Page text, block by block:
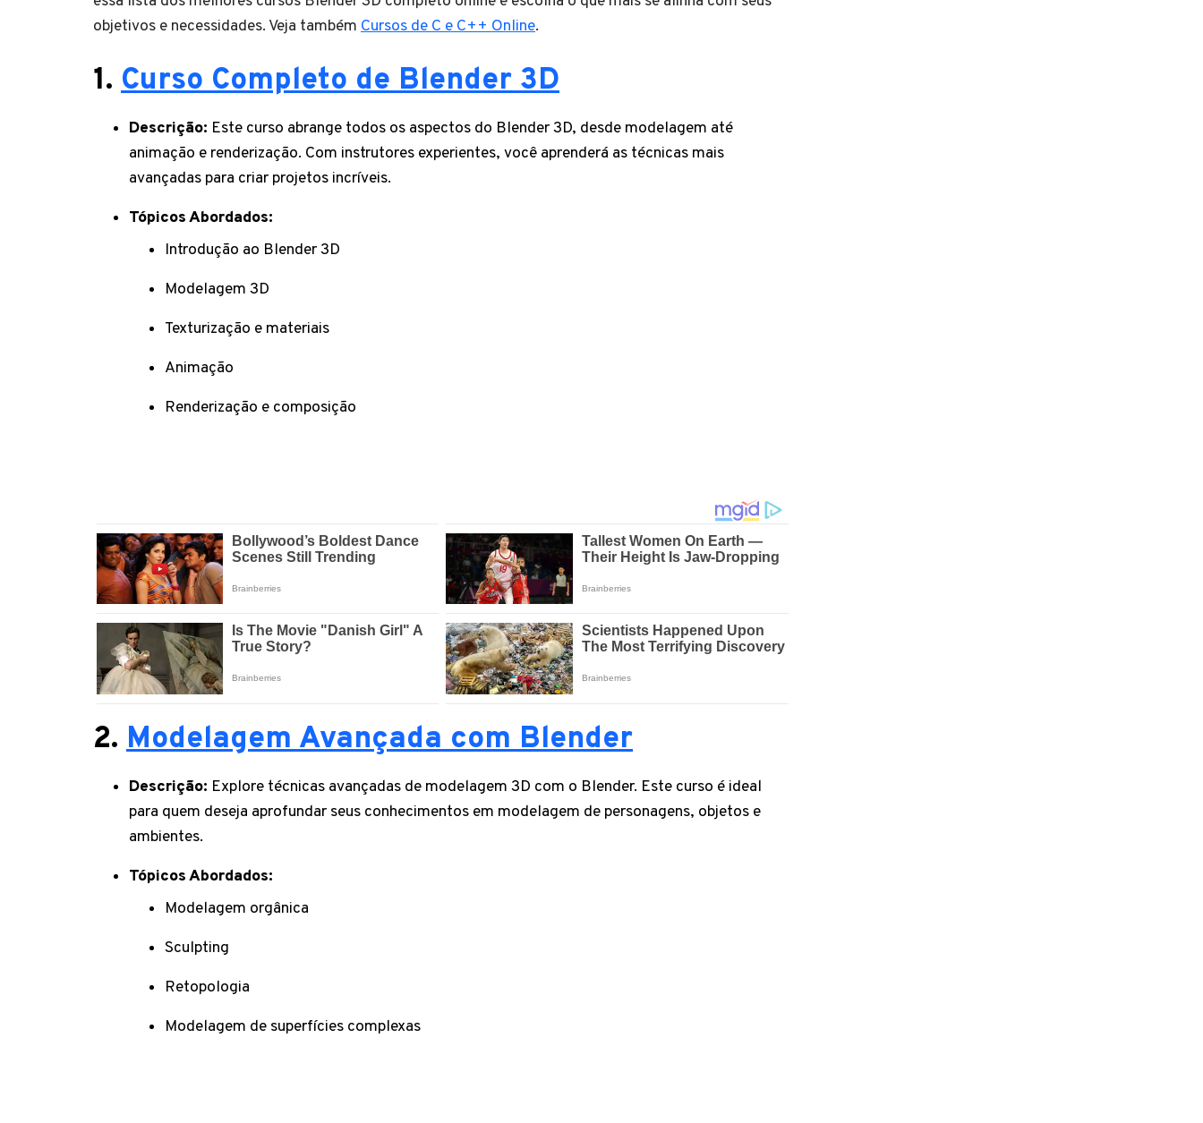
objetivos e necessidades. Veja também Cursos de C e C++ Online.
1. Curso Completo de Blender 3D
Descrição: Este curso abrange todos os aspectos do Blender 3D, desde modelagem até
animação e renderização. Com instrutores experientes, você aprenderá as técnicas mais
avançadas para criar projetos incríveis.
Tópicos Abordados:
Introdução ao Blender 3D
Modelagem 3D
Texturização e materiais
Animação
Renderização e composição
2. Modelagem Avançada com Blender
Descrição: Explore técnicas avançadas de modelagem 3D com o Blender. Este curso é ideal
para quem deseja aprofundar seus conhecimentos em modelagem de personagens, objetos e
ambientes.
Tópicos Abordados:
Modelagem orgânica
Sculpting
Retopologia
Modelagem de superfícies complexas